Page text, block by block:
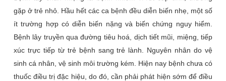
gặp ở trẻ nhỏ. Hầu hết các ca bệnh đều diễn biến nhẹ, một số
ít trường hợp có diễn biến nặng và biến chứng nguy hiểm.
Bệnh lây truyền qua đường tiêu hoá, dịch tiết mũi, miệng, tiếp
xúc trực tiếp từ trẻ bệnh sang trẻ lành. Nguyên nhân do vệ
sinh cá nhân, vệ sinh môi trường kém. Hiện nay bệnh chưa có
thuốc điều trị đặc hiệu, do đó, cần phải phát hiện sớm để điều